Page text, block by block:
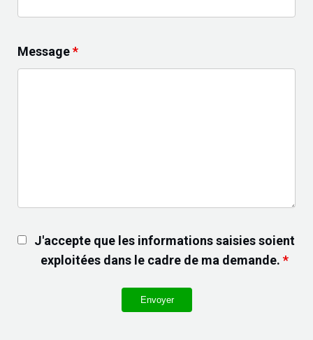
Message*
J'accepte que les informations saisies soient
exploitées dans le cadre de ma demande.*